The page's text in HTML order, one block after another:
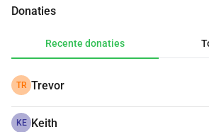
We zijn uw lokale pub die al meer dan
samenbrengt. Hoewel we houden van
onafhankelijke pub, geen grote keten
het overleven van COVID, de kosten
steeds stijgende energiekosten, heeft
Donaties
Recente donaties
TR Trevor
KE Keith